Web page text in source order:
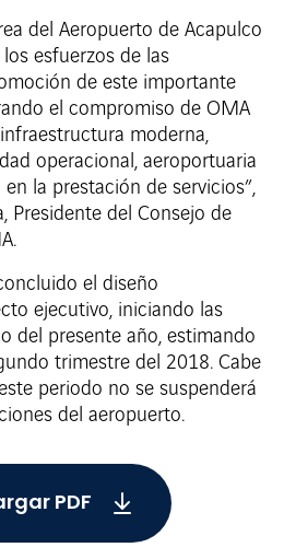
del Aeropuerto de Acapulco
esfuerzos de las
de este importante
el compromiso de OMA
moderna,
operacional, aeroportuaria
la prestación de servicios”,
Presidente del Consejo de
el diseño
ejecutivo, iniciando las
del presente año, estimando
trimestre del 2018. Cabe
periodo no se suspenderá
del aeropuerto.
PDF